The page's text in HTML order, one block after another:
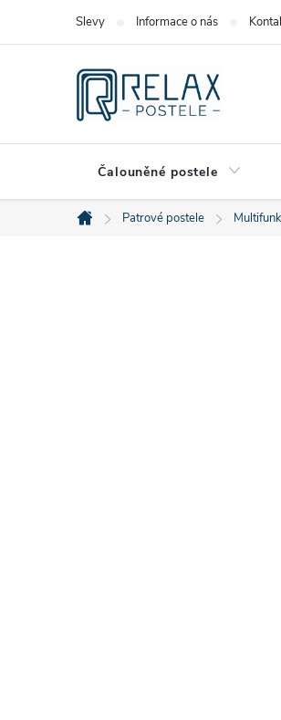
Slevy Informace o nás
Čalouněné postele
Domů
Patrové postele